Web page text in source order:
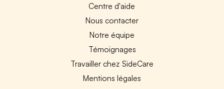
Centre d'aide
Nous contacter
Notre équipe
Témoignages
Travailler chez SideCare
Mentions légales